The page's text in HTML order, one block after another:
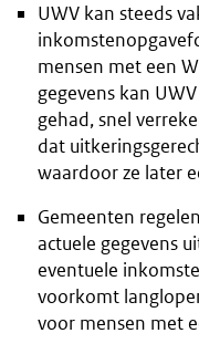
UWV kan steeds
mensen met een
gegevens kan
gehad, snel
dat
waardoor ze later
Gemeenten
actuele gegevens
eventuele
voorkomt
voor mensen met